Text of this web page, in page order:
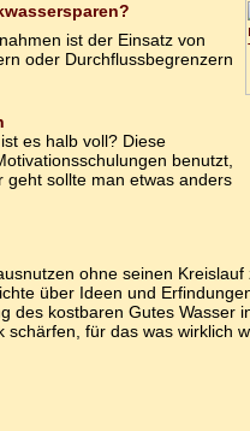
ist der Einsatz von
oder Durchflussbegrenzern
es halb voll? Diese
benutzt,
geht sollte man etwas anders
ohne seinen
über Ideen und
des kostbaren Gutes Wasser
für das was wirklich